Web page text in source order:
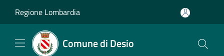
Regione Lombardia
Comune di Desio